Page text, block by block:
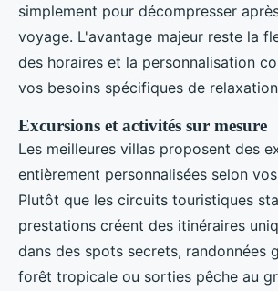
simplement pour décompresser
voyage. L'avantage majeur reste la
des horaires et la personnalisation
vos besoins spécifiques de
Excursions et activités sur mesure
Les meilleures villas proposent des
entièrement personnalisées selon
Plutôt que les circuits touristiques
prestations créent des itinéraires
dans des spots secrets, randonnées
forêt tropicale ou sorties pêche au